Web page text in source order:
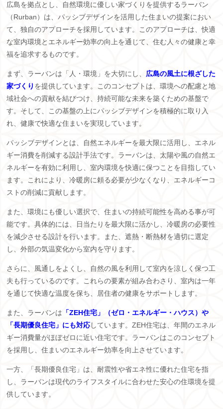
広島を拠点とし、自然環境に優しい家づくりを提供するラーバン
（Rurban）は、パッシブデザインを活用した住まいの提案におい
て、独自のアプローチを採用しています。このアプローチは、快適
な室内環境とエネルギー効率の向上を通じて、住む人々の健康と幸
福を追求するものです。
まず、ラーバンは「人・環境」を大切にし、 広島の風土に根ざした
家づくり を提供しています。このコンセプトは、環境への配慮と地
域社会への貢献を結びつけ、持続可能な未来を築くための基盤で
す。そして、この基盤の上にパッシブデザインを積極的に取り入
れ、健康で快適な住まいを実現しています。
パッシブデザインとは、自然エネルギーを最大限に活用し、エネル
ギー消費を削減する設計手法です。ラーバンは、太陽や風の自然エ
ネルギーを有効に利用し、室内環境を快適に保つことを目指してい
ます。これにより、冷暖房に頼る必要が少なくなり、エネルギーコ
ストの削減に貢献します。
また、環境にも優しい選択で、住まいの持続可能性を高める事が可
能です。具体的には、日当たりを最大限に活かし、冷暖房の必要性
を減少させる設計を行います。また、遮熱・断熱材を適切に選定
し、外部の気温変化から室内を守ります。
さらに、風通しをよくし、自然の風を利用して室内を涼しく保つ工
夫も行っているのです。これらの要素が組み合わさり、室内は一年
を通じて快適な温度を保ち、居住者の健康をサポートします。
また、ラーバンは 「ZEH住宅」（ゼロ・エネルギー・ハウス）や
「長期優良住宅」にも対応しています。ZEH住宅は、年間のエネル
ギー消費量がほぼゼロに近い住宅です。ラーバンはこのコンセプト
を採用し、住まいのエネルギー効率を向上させています。
一方、「長期優良住宅」は、耐震性や省エネ性に優れた住宅を指
し、ラーバンは現代のライフスタイルに合わせた安心の住環境を提
供しています。